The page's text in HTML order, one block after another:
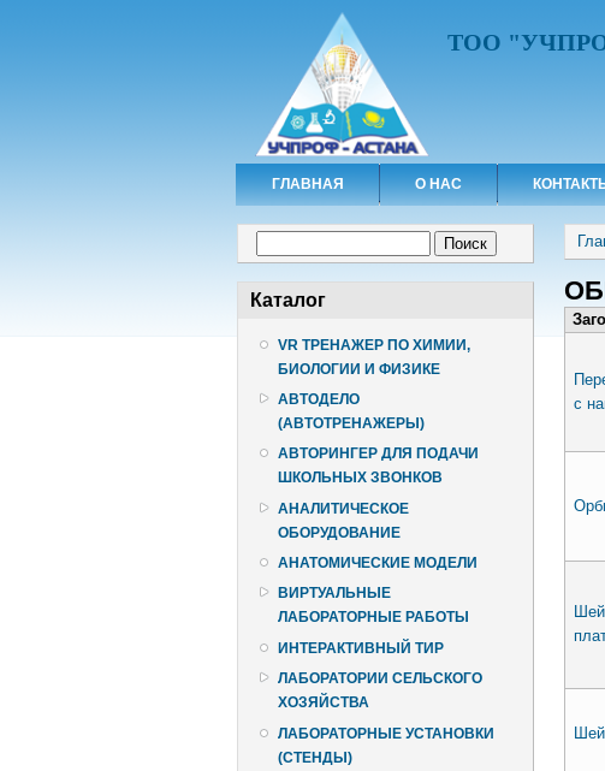
ТОО
ГЛАВНАЯ О НАС
Каталог
VR ТРЕНАЖЕР ПО ХИМИИ,
БИОЛОГИИ И ФИЗИКЕ
АВТОДЕЛО
(АВТОТРЕНАЖЕРЫ)
АВТОРИНГЕР ДЛЯ ПОДАЧИ
ШКОЛЬНЫХ ЗВОНКОВ
АНАЛИТИЧЕСКОЕ
ОБОРУДОВАНИЕ
АНАТОМИЧЕСКИЕ МОДЕЛИ
ВИРТУАЛЬНЫЕ
ЛАБОРАТОРНЫЕ РАБОТЫ
ИНТЕРАКТИВНЫЙ ТИР
ЛАБОРАТОРИИ СЕЛЬСКОГО
ХОЗЯЙСТВА
ЛАБОРАТОРНЫЕ УСТАНОВКИ
(СТЕНДЫ)
с